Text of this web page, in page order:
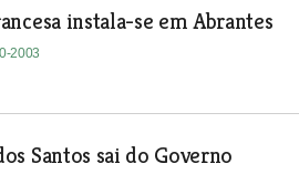
instala-se em Abrantes
2003
Santos sai do Governo